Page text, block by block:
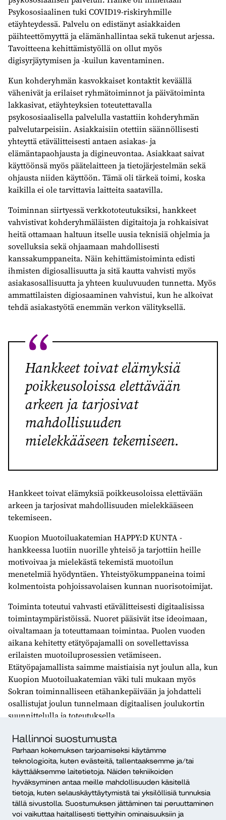
Hallinnoi suostumusta
Parhaan kokemuksen tarjoamiseksi käytämme
teknologioita, kuten evästeitä, tallentaaksemme ja/tai
käyttääksemme laitetietoja. Näiden tekniikoiden
hyväksyminen antaa meille mahdollisuuden käsitellä
tietoja, kuten selauskäyttäytymistä tai yksilöllisiä tunnuksia
tällä sivustolla. Suostumuksen jättäminen tai peruuttaminen
voi vaikuttaa haitallisesti tiettyihin ominaisuuksiin ja
Psykososiaalinen tuki COVID19-riskiryhmille
etäyhteydessä. Palvelu on edistänyt asiakkaiden
päihteettömyyttä ja elämänhallintaa sekä tukenut arjessa.
Tavoitteena kehittämistyöllä on ollut myös
digisyrjäytymisen ja -kuilun kaventaminen.
Kun kohderyhmän kasvokkaiset kontaktit keväällä
vähenivät ja erilaiset ryhmätoiminnot ja päivätoiminta
lakkasivat, etäyhteyksien toteutettavalla
psykososiaalisella palvelulla vastattiin kohderyhmän
palvelutarpeisiin. Asiakkaisiin otettiin säännöllisesti
yhteyttä etävälitteisesti antaen asiakas- ja
elämäntapaohjausta ja digineuvontaa. Asiakkaat saivat
käyttöönsä myös päätelaitteen ja tietojärjestelmän sekä
ohjausta niiden käyttöön. Tämä oli tärkeä toimi, koska
kaikilla ei ole tarvittavia laitteita saatavilla.
Toiminnan siirtyessä verkkototeutuksiksi, hankkeet
vahvistivat kohderyhmäläisten digitaitoja ja rohkaisivat
heitä ottamaan haltuun itselle uusia teknisiä ohjelmia ja
sovelluksia sekä ohjaamaan mahdollisesti
kanssakumppaneita. Näin kehittämistoiminta edisti
ihmisten digiosallisuutta ja sitä kautta vahvisti myös
asiakasosallisuutta ja yhteen kuuluvuuden tunnetta. Myös
ammattilaisten digiosaaminen vahvistui, kun he alkoivat
tehdä asiakastyötä enemmän verkon välityksellä.
Hankkeet toivat elämyksiä
poikkeusoloissa elettävään
arkeen ja tarjosivat
mahdollisuuden
mielekkääseen tekemiseen.
Hankkeet toivat elämyksiä poikkeusoloissa elettävään
arkeen ja tarjosivat mahdollisuuden mielekkääseen
tekemiseen.
Kuopion Muotoiluakatemian HAPPY:D KUNTA -
hankkeessa luotiin nuorille yhteisö ja tarjottiin heille
motivoivaa ja mielekästä tekemistä muotoilun
menetelmiä hyödyntäen. Yhteistyökumppaneina toimi
kolmentoista pohjoissavolaisen kunnan nuorisotoimijat.
Toiminta toteutui vahvasti etävälitteisesti digitaalisissa
toimintaympäristöissä. Nuoret pääsivät itse ideoimaan,
oivaltamaan ja toteuttamaan toimintaa. Puolen vuoden
aikana kehitetty etätyöpajamalli on sovellettavissa
erilaisten muotoiluprosessien vetämiseen.
Etätyöpajamallista saimme maistiaisia nyt joulun alla, kun
Kuopion Muotoiluakatemian väki tuli mukaan myös
Sokran toiminnalliseen etähankepäivään ja johdatteli
osallistujat joulun tunnelmaan digitaalisen joulukortin
suunnittelulla ja toteutuksella.
Ihminen tarvitsee etäpalveluiden
lisäksi kasvokkaisia kohtaamisia
On ollut ilo seurata hankkeiden nopeaa muutosvalmiutta
ja siirtymistä etätoimintaan, vaikka se ei ole ollut
hanketoimijoille yksinkertaista. Hankkeissa on tehty
loistavaa työtä alkuihmetyksen jälkeen.